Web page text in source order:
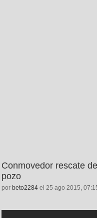
Conmovedor rescate
pozo
por beto2284 el 25 ago 2015,